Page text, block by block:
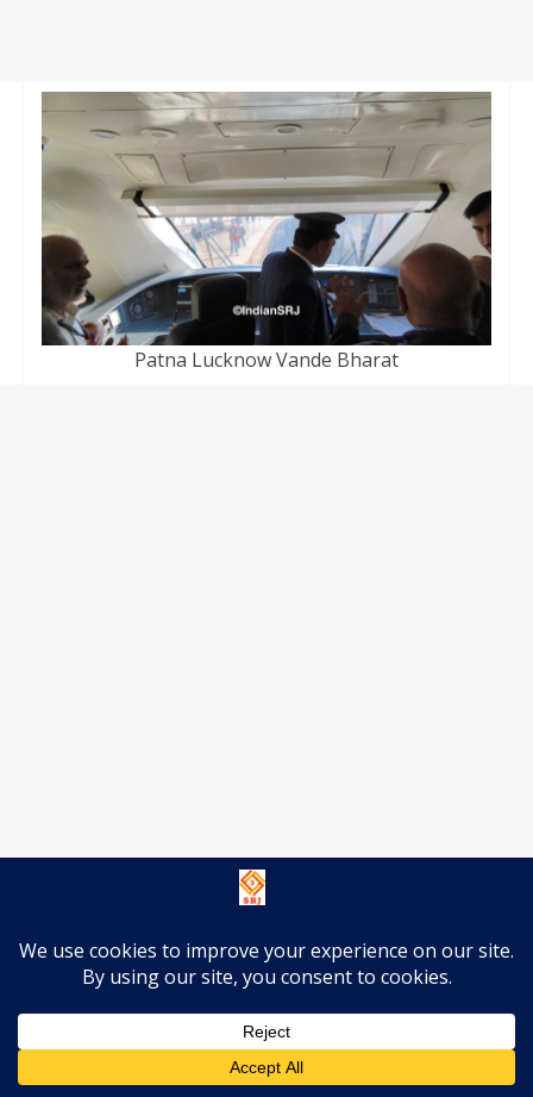
Patna Lucknow Vande Bharat
पटना से अयोध्या जाने में इस ट्रेन को केवल 4 घंटे 53 मिनट लगेंगे।
वर्तमान में अयोध्या जाने के लिए बक्सर से सबसे तेज ट्रेन पटना-कोटा
में 8 घंटे लगते हैं। इस प्रकार से अयोध्या जाने में कम से कम अब एक
घंटे की बचत यह ट्रेन कराएगी।